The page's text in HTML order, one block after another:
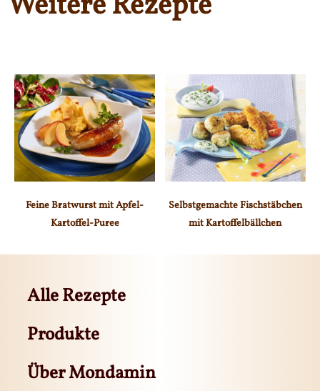
Feine Bratwurst mit Apfel-
Kartoffel-Puree
Selbstgemachte Fischstäbchen
mit Kartoffelbällchen
Alle Rezepte
Produkte
Über Mondamin